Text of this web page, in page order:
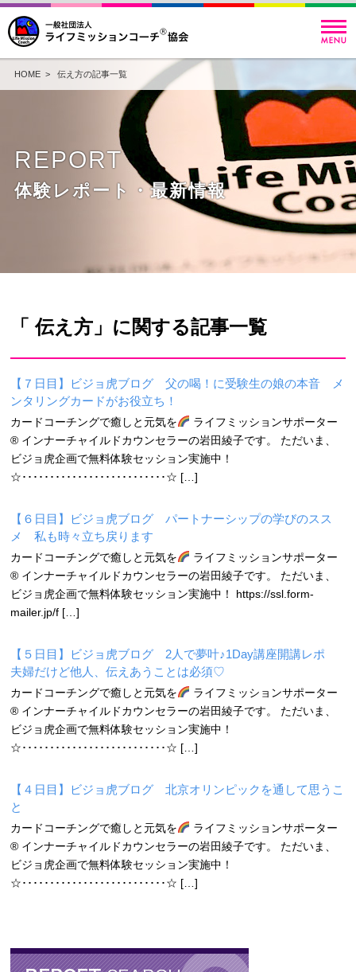
HOME> 伝え方の記事一覧
REPORT
体験レポート・最新情報
「 伝え方」に関する記事一覧
【７日目】ビジョ虎ブログ 父の喝！に受験生の娘の本音 メ
ンタリングカードがお役立ち！
カードコーチングで癒しと元気を
ライフミッションサポーター
® インナーチャイルドカウンセラーの岩田綾子です。 ただいま、
ビジョ虎企画で無料体験セッション実施中！
☆･･････････････････････････☆ […]
【６日目】ビジョ虎ブログ パートナーシップの学びのスス
メ 私も時々立ち戻ります
カードコーチングで癒しと元気を
ライフミッションサポーター
® インナーチャイルドカウンセラーの岩田綾子です。 ただいま、
ビジョ虎企画で無料体験セッション実施中！ https://ssl.form-
mailer.jp/f […]
【５日目】ビジョ虎ブログ 2人で夢叶♪1Day講座開講レポ
夫婦だけど他人、伝えあうことは必須♡
カードコーチングで癒しと元気を
ライフミッションサポーター
® インナーチャイルドカウンセラーの岩田綾子です。 ただいま、
ビジョ虎企画で無料体験セッション実施中！
☆･･････････････････････････☆ […]
【４日目】ビジョ虎ブログ 北京オリンピックを通して思うこ
と
カードコーチングで癒しと元気を
ライフミッションサポーター
® インナーチャイルドカウンセラーの岩田綾子です。 ただいま、
ビジョ虎企画で無料体験セッション実施中！
☆･･････････････････････････☆ […]